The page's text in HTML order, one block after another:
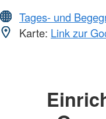
Tages- und
Karte: Link zur